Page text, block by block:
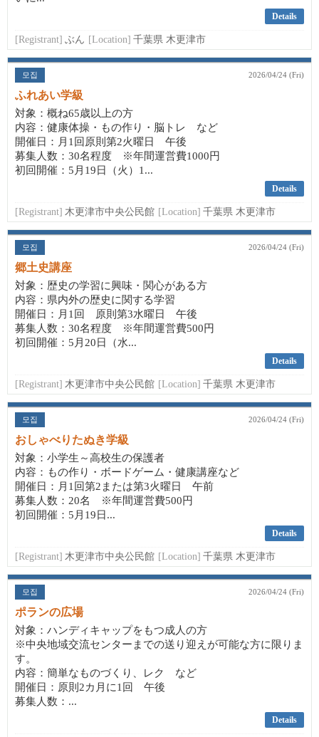
Details
[Registrant] ぶん [Location] 千葉県 木更津市
모집 2026/04/24 (Fri)
ふれあい学級
対象：概ね65歳以上の方
内容：健康体操・もの作り・脳トレ など
開催日：月1回原則第2火曜日 午後
募集人数：30名程度 ※年間運営費1000円
初回開催：5月19日（火）1...
Details
[Registrant] 木更津市中央公民館 [Location] 千葉県 木更津市
모집 2026/04/24 (Fri)
郷土史講座
対象：歴史の学習に興味・関心がある方
内容：県内外の歴史に関する学習
開催日：月1回 原則第3水曜日 午後
募集人数：30名程度 ※年間運営費500円
初回開催：5月20日（水...
Details
[Registrant] 木更津市中央公民館 [Location] 千葉県 木更津市
모집 2026/04/24 (Fri)
おしゃべりたぬき学級
対象：小学生～高校生の保護者
内容：もの作り・ボードゲーム・健康講座など
開催日：月1回第2または第3火曜日 午前
募集人数：20名 ※年間運営費500円
初回開催：5月19日...
Details
[Registrant] 木更津市中央公民館 [Location] 千葉県 木更津市
모집 2026/04/24 (Fri)
ポランの広場
対象：ハンディキャップをもつ成人の方
※中央地域交流センターまでの送り迎えが可能な方に限りま
す。
内容：簡単なものづくり、レク など
開催日：原則2カ月に1回 午後
募集人数：...
Details